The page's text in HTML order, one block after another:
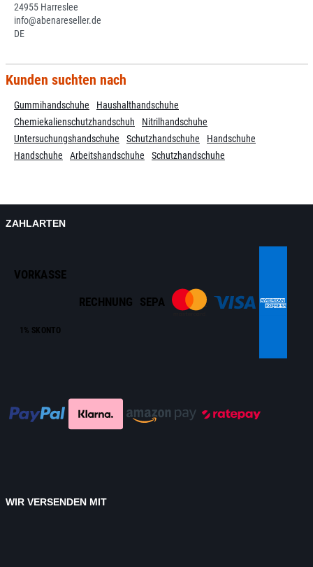
24955 Harreslee
info@abenareseller.de
DE
Kunden suchten nach
Gummihandschuhe
Haushalthandschuhe
Chemiekalienschutzhandschuh
Nitrilhandschuhe
Untersuchungshandschuhe
Schutzhandschuhe
Handschuhe
Handschuhe
Arbeitshandschuhe Schutzhandschuhe
ZAHLARTEN
VORKASSE
1% SKONTO
RECHNUNG SEPA
WIR VERSENDEN MIT